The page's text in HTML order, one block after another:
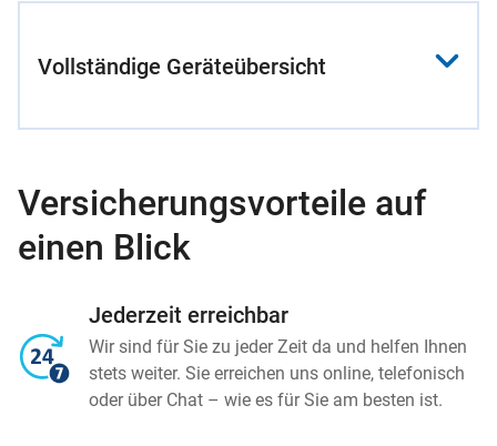
Vollständige Geräteübersicht
Versicherungsvorteile auf
einen Blick
Jederzeit erreichbar
Wir sind für Sie zu jeder Zeit da und helfen Ihnen
stets weiter. Sie erreichen uns online, telefonisch
oder über Chat – wie es für Sie am besten ist.